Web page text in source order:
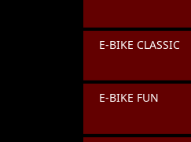
E-BIKE CLASSIC
E-BIKE FUN